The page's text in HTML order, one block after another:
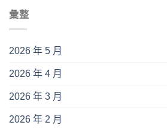
彙整
2026 年 5 月
2026 年 4 月
2026 年 3 月
2026 年 2 月